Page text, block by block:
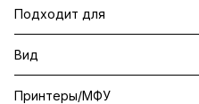
Подходит для
Вид
Принтеры/МФУ